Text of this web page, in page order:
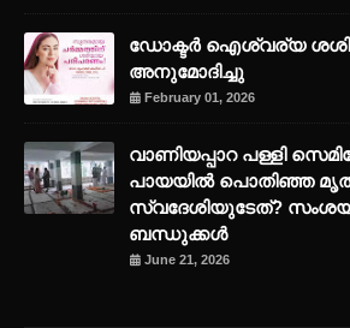
ഡോക്ടർ ഐശ്വര്യ
അനുമോദിച്ചു
February 01, 2026
വാണിയപ്പാറ പള്ളി
പായയിൽ പൊതിഞ്ഞ
സ്വദേശിയുടേത്?
ബന്ധുക്കൾ
June 21, 2026